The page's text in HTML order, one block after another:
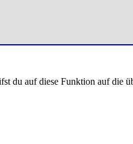
du auf diese Funktion auf die